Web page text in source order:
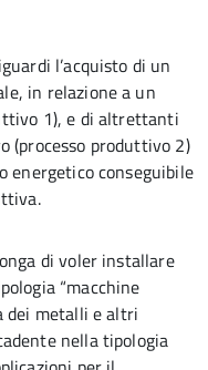
l’acquisto di un
in relazione a un
1), e di altrettanti
(processo produttivo 2)
energetico conseguibile
di voler installare
“macchine
dei metalli e altri
nella tipologia